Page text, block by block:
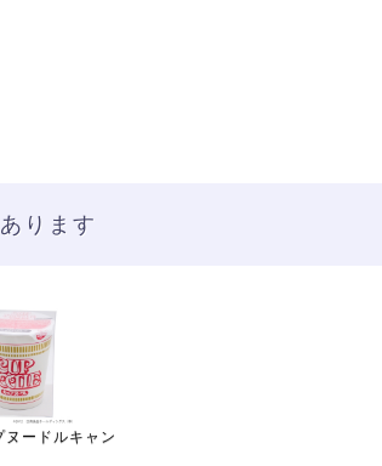
ります
ヌードルキャン